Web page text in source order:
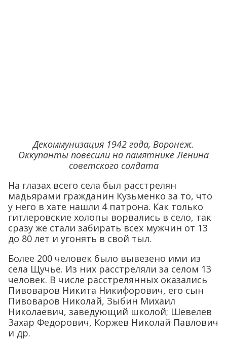
Декоммунизация 1942 года, Воронеж.
Оккупанты повесили на памятнике Ленина
советского солдата
На глазах всего села был расстрелян
мадьярами гражданин Кузьменко за то, что
у него в хате нашли 4 патрона. Как только
гитлеровские холопы ворвались в село, так
сразу же стали забирать всех мужчин от 13
до 80 лет и угонять в свой тыл.
Более 200 человек было вывезено ими из
села Щучье. Из них расстреляли за селом 13
человек. В числе расстрелянных оказались
Пивоваров Никита Никифорович, его сын
Пивоваров Николай, Зыбин Михаил
Николаевич, заведующий школой; Шевелев
Захар Федорович, Коржев Николай Павлович
и др.